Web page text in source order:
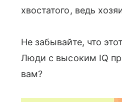
хвостатого, ведь
Не забывайте, что
Люди с высоким IQ
вам?